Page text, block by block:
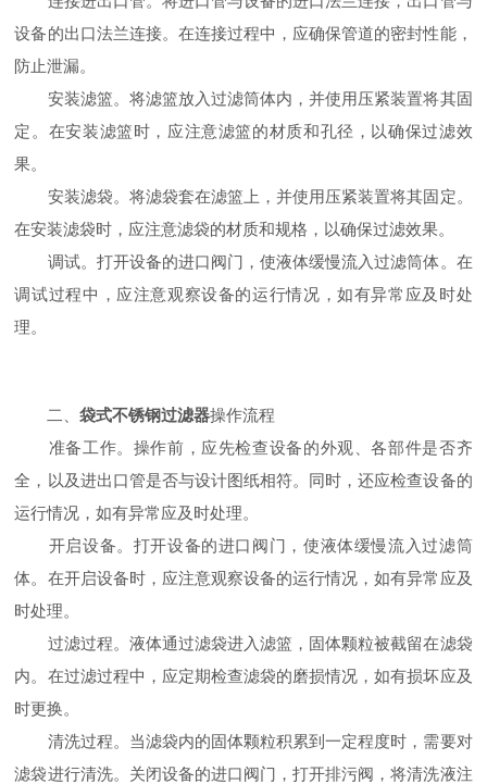
设备的出口法兰连接。在连接过程中，应确保管道的密封性能，
防止泄漏。
安装滤篮。将滤篮放入过滤筒体内，并使用压紧装置将其固
定。在安装滤篮时，应注意滤篮的材质和孔径，以确保过滤效
果。
安装滤袋。将滤袋套在滤篮上，并使用压紧装置将其固定。
在安装滤袋时，应注意滤袋的材质和规格，以确保过滤效果。
调试。打开设备的进口阀门，使液体缓慢流入过滤筒体。在
调试过程中，应注意观察设备的运行情况，如有异常应及时处
理。
二、袋式不锈钢过滤器操作流程
准备工作。操作前，应先检查设备的外观、各部件是否齐
全，以及进出口管是否与设计图纸相符。同时，还应检查设备的
运行情况，如有异常应及时处理。
开启设备。打开设备的进口阀门，使液体缓慢流入过滤筒
体。在开启设备时，应注意观察设备的运行情况，如有异常应及
时处理。
过滤过程。液体通过滤袋进入滤篮，固体颗粒被截留在滤袋
内。在过滤过程中，应定期检查滤袋的磨损情况，如有损坏应及
时更换。
清洗过程。当滤袋内的固体颗粒积累到一定程度时，需要对
滤袋进行清洗。关闭设备的进口阀门，打开排污阀，将清洗液注